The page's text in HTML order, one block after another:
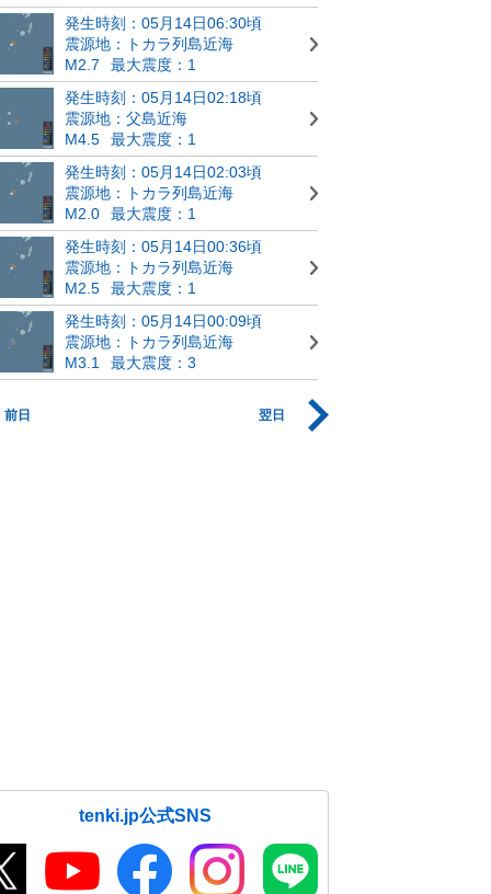
発生時刻：05月14日06:30頃
震源地：トカラ列島近海
M2.7
最大震度：1
発生時刻：05月14日02:18頃
震源地：父島近海
M4.5
最大震度：1
発生時刻：05月14日02:03頃
震源地：トカラ列島近海
M2.0
最大震度：1
発生時刻：05月14日00:36頃
震源地：トカラ列島近海
M2.5
最大震度：1
発生時刻：05月14日00:09頃
震源地：トカラ列島近海
M3.1
最大震度：3
前日 翌日
tenki.jp公式SNS